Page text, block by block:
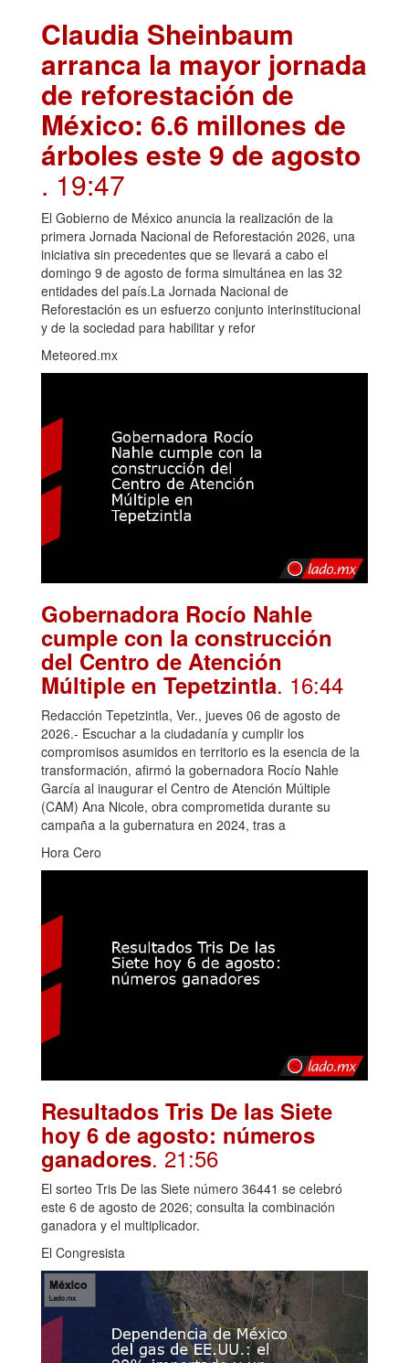
Claudia Sheinbaum
arranca la mayor jornada
de reforestación de
México: 6.6 millones de
árboles este 9 de agosto
. 19:47
El Gobierno de México anuncia la realización de la
primera Jornada Nacional de Reforestación 2026, una
iniciativa sin precedentes que se llevará a cabo el
domingo 9 de agosto de forma simultánea en las 32
entidades del país.La Jornada Nacional de
Reforestación es un esfuerzo conjunto interinstitucional
y de la sociedad para habilitar y refor
Meteored.mx
Gobernadora Rocío Nahle
cumple con la construcción
del Centro de Atención
Múltiple en Tepetzintla. 16:44
Redacción Tepetzintla, Ver., jueves 06 de agosto de
2026.- Escuchar a la ciudadanía y cumplir los
compromisos asumidos en territorio es la esencia de la
transformación, afirmó la gobernadora Rocío Nahle
García al inaugurar el Centro de Atención Múltiple
(CAM) Ana Nicole, obra comprometida durante su
campaña a la gubernatura en 2024, tras a
Hora Cero
Resultados Tris De las Siete
hoy 6 de agosto: números
ganadores. 21:56
El sorteo Tris De las Siete número 36441 se celebró
este 6 de agosto de 2026; consulta la combinación
ganadora y el multiplicador.
El Congresista